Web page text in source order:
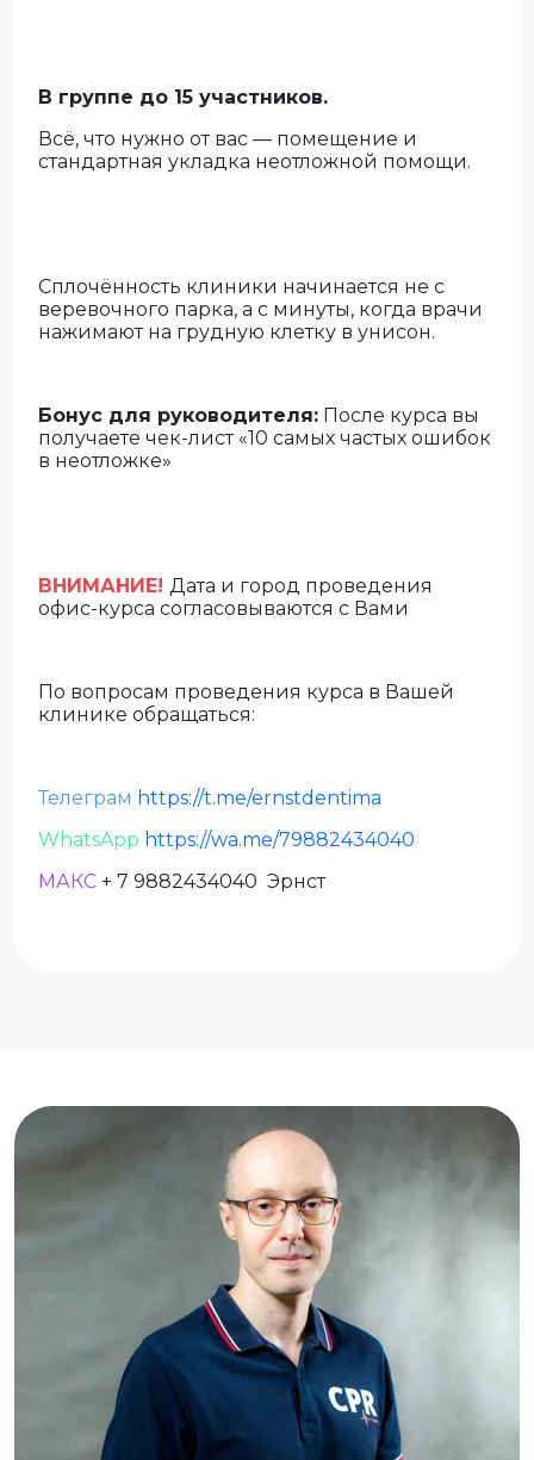
В группе до 15 участников.
Всё, что нужно от вас — помещение и
стандартная укладка неотложной помощи.
Сплочённость клиники начинается не с
веревочного парка, а с минуты, когда врачи
нажимают на грудную клетку в унисон.
Бонус для руководителя: После курса вы
получаете чек-лист «10 самых частых ошибок
в неотложке»
ВНИМАНИЕ! Дата и город проведения
офис-курса согласовываются c Вами
По вопросам проведения курса в Вашей
клинике обращаться:
Телеграм https://t.me/ernstdentima
WhatsApp https://wa.me/79882434040
МАКС + 7 9882434040 Эрнст